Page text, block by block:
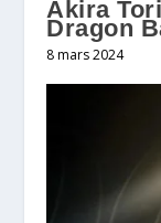
Akira
Dragon
8 mars 2024